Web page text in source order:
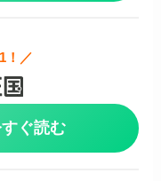
！／
すぐ読む